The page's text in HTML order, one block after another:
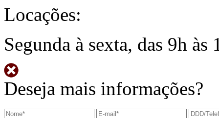
Locações:
Segunda à sexta, das 9h
Deseja mais informações?